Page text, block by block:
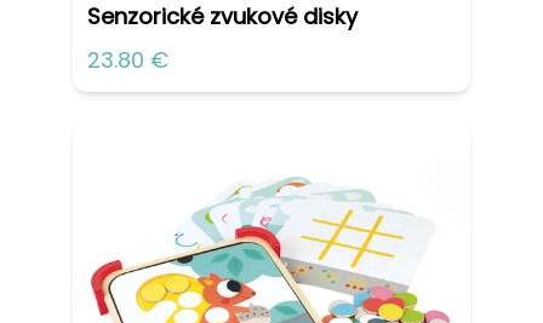
Senzorické zvukové disky
23.80 €